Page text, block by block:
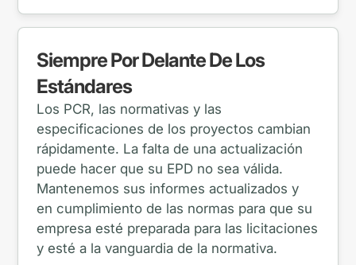
Siempre Por Delante De Los
Estándares
Los PCR, las normativas y las
especificaciones de los proyectos cambian
rápidamente. La falta de una actualización
puede hacer que su EPD no sea válida.
Mantenemos sus informes actualizados y
en cumplimiento de las normas para que su
empresa esté preparada para las licitaciones
y esté a la vanguardia de la normativa.